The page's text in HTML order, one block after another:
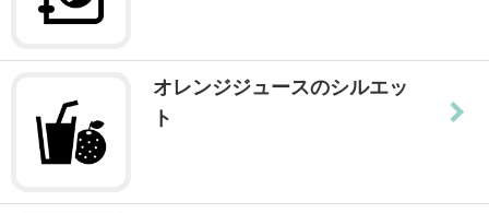
オレンジジュースのシルエッ
ト